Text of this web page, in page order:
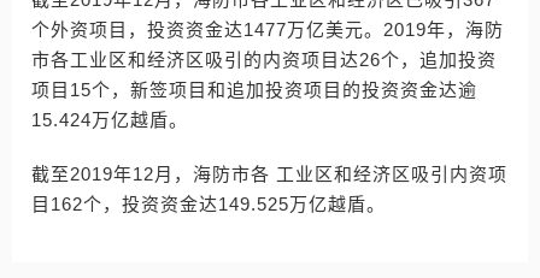
个外资项目，投资资金达1477万亿美元。2019年，海防
市各工业区和经济区吸引的内资项目达26个，追加投资
项目15个，新签项目和追加投资项目的投资资金达逾
15.424万亿越盾。
截至2019年12月，海防市各 工业区和经济区吸引内资项
目162个，投资资金达149.525万亿越盾。